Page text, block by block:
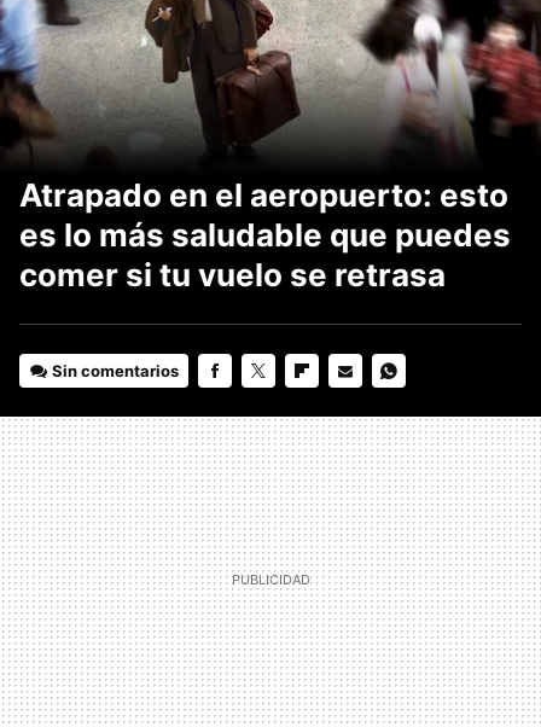
Atrapado en el aeropuerto: esto
es lo más saludable que puedes
comer si tu vuelo se retrasa
Sin comentarios
MAIL